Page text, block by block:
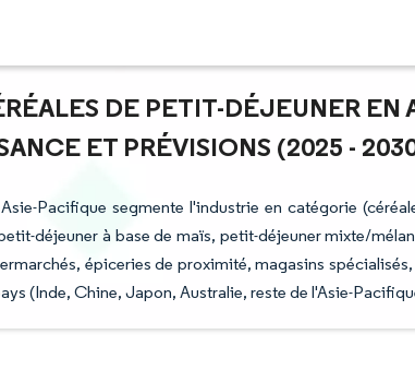
DE PETIT-DÉJEUNER EN
ET PRÉVISIONS (2025 -
Pacifique segmente l'industrie en catégorie
déjeuner à base de maïs, petit-déjeuner mixte/
épiceries de proximité, magasins
(Inde, Chine, Japon, Australie, reste de l'Asie-